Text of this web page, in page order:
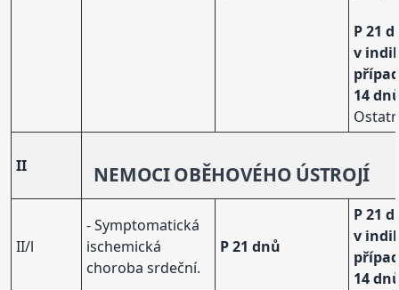
P 21
v
14
II NEMOCI OBĚHOVÉHO ÚSTROJÍ
II/l
- Symptomatická
ischemická
choroba srdeční.
P 21 dnů
P 21
v
14